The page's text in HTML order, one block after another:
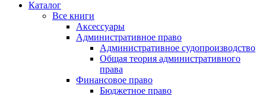
Каталог
Все книги
Аксессуары
Административное право
Административное судопроизводство
Общая теория административного
права
Финансовое право
Бюджетное право